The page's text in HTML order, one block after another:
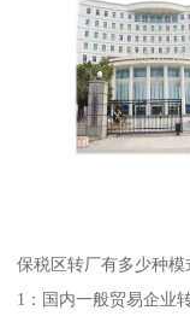
保税区转厂有多少种模
1：国内一般贸易企业